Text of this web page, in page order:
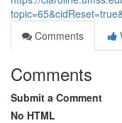
Comments
Comments
Submit a Comment
No HTML